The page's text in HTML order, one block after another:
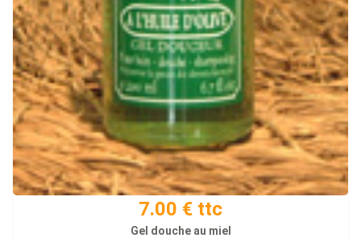
7.00 € ttc
Gel douche au miel